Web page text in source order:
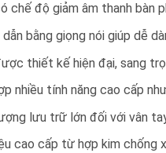
chế độ giảm âm thanh bàn
bằng giọng nói giúp dễ
thiết kế hiện đại, sang
nhiều tính năng cao cấp
lưu trữ lớn đối với vân
cao cấp từ hợp kim chống